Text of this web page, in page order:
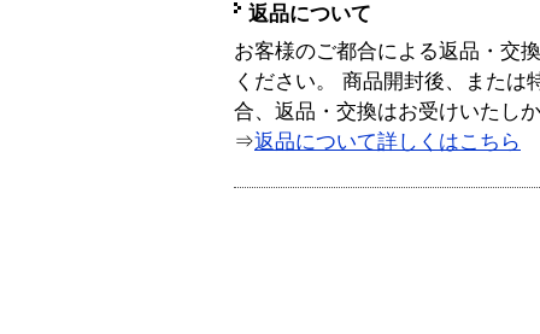
返品について
お客様のご都合による返品・交
ください。 商品開封後、または
合、返品・交換はお受けいたし
⇒返品について詳しくはこちら